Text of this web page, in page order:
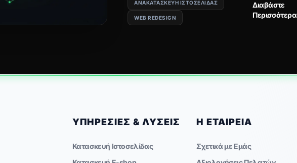
ΑΝΑΚΑΤΑΣΚΕΥΉ ΙΣΤΟΣΕΛΊΔΑΣ
WEB REDESIGN
Διαβάστε
Περισσότερα
ΥΠΗΡΕΣΊΕΣ & ΛΎΣΕΙΣ
Κατασκευή Ιστοσελίδας
Η ΕΤΑΙΡΕΊΑ
Σχετικά με Εμάς